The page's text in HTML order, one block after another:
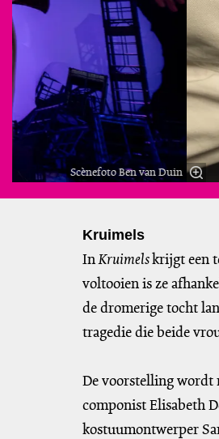
Scènefoto Ben van Duin
Kruimels
InKruimelskrijgt een
voltooien is ze
de dromerige tocht
tragedie die beide
De voorstelling wordt
componist Elisabeth
kostuumontwerper